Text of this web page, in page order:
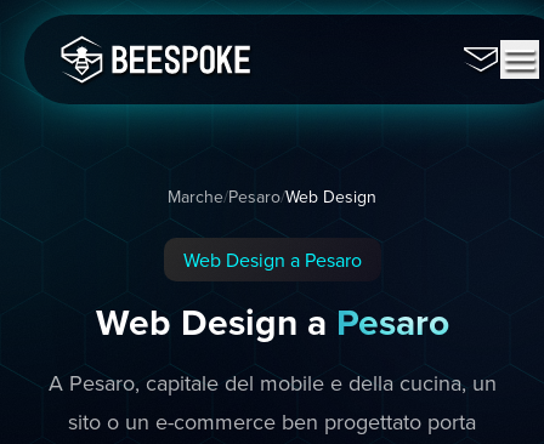
Marche/Pesaro/Web Design
Web Design a Pesaro
Web Design a Pesaro
A Pesaro, capitale del mobile e della cucina, un
sito o un e-commerce ben progettato porta